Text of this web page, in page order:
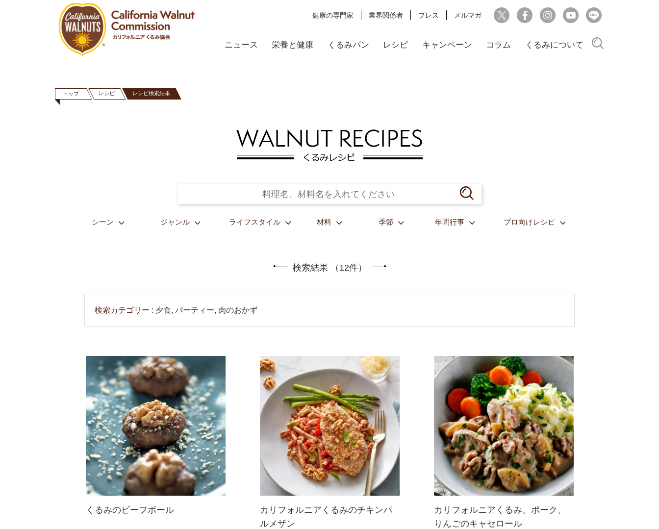
健康の専門家 業界関係者 プレス メルマガ
ニュース 栄養と健康 くるみパン レシピ キャンペーン コラム くるみについて
トップ レシピ レシピ検索結果
シーン ジャンル ライフスタイル 材料 季節 年間行事 プロ向けレシピ
検索結果 （12件）
検索カテゴリー 夕食, パーティー, 肉のおかず
くるみのビーフボール
カリフォルニアくるみのチキンパ
ルメザン
カリフォルニアくるみ、ポーク、
りんごのキャセロール